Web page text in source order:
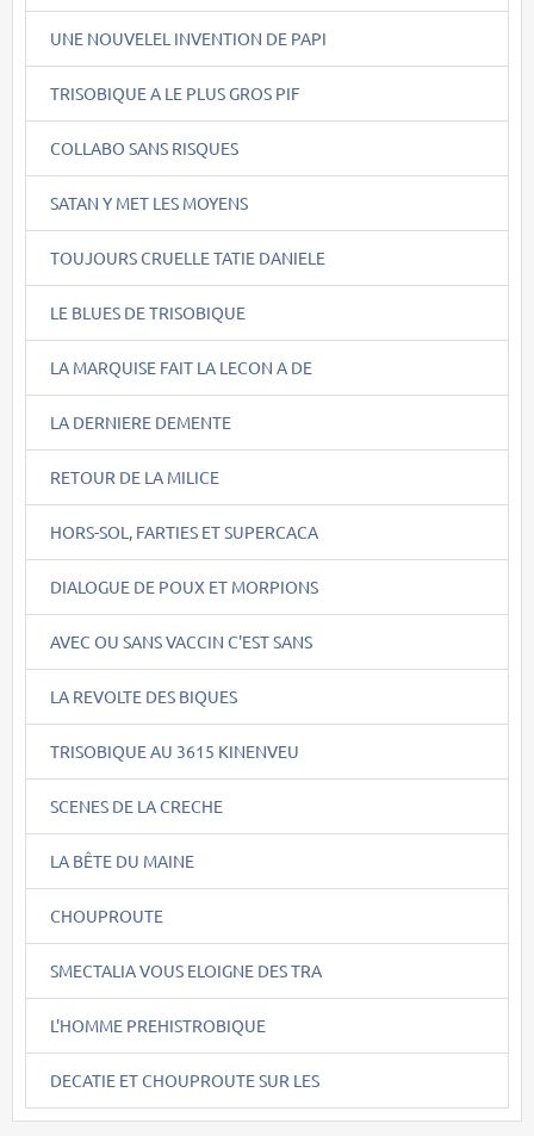
UNE NOUVELEL INVENTION DE PAPI
TRISOBIQUE A LE PLUS GROS PIF
COLLABO SANS RISQUES
SATAN Y MET LES MOYENS
TOUJOURS CRUELLE TATIE DANIELE
LE BLUES DE TRISOBIQUE
LA MARQUISE FAIT LA LECON A DE
LA DERNIERE DEMENTE
RETOUR DE LA MILICE
HORS-SOL, FARTIES ET SUPERCACA
DIALOGUE DE POUX ET MORPIONS
AVEC OU SANS VACCIN C'EST SANS
LA REVOLTE DES BIQUES
TRISOBIQUE AU 3615 KINENVEU
SCENES DE LA CRECHE
LA BÊTE DU MAINE
CHOUPROUTE
SMECTALIA VOUS ELOIGNE DES TRA
L'HOMME PREHISTROBIQUE
DECATIE ET CHOUPROUTE SUR LES